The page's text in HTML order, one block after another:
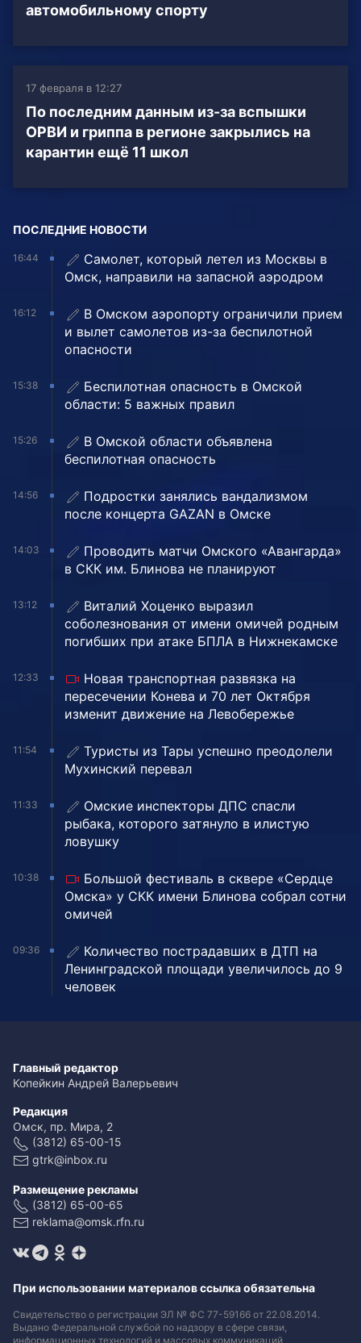
автомобильному спорту
17 февраля в 12:27
По последним данным из-за вспышки
ОРВИ и гриппа в регионе закрылись на
карантин ещё 11 школ
ПОСЛЕДНИЕ НОВОСТИ
16:44
Самолет, который летел из Москвы в
Омск, направили на запасной аэродром
16:12
В Омском аэропорту ограничили прием
и вылет самолетов из-за беспилотной
опасности
15:38
Беспилотная опасность в Омской
области: 5 важных правил
15:26
В Омской области объявлена
беспилотная опасность
14:56
Подростки занялись вандализмом
после концерта GAZAN в Омске
14:03
Проводить матчи Омского «Авангарда»
в СКК им. Блинова не планируют
13:12
Виталий Хоценко выразил
соболезнования от имени омичей родным
погибших при атаке БПЛА в Нижнекамске
12:33
Новая транспортная развязка на
пересечении Конева и 70 лет Октября
изменит движение на Левобережье
11:54
Туристы из Тары успешно преодолели
Мухинский перевал
11:33
Омские инспекторы ДПС спасли
рыбака, которого затянуло в илистую
ловушку
10:38
Большой фестиваль в сквере «Сердце
Омска» у СКК имени Блинова собрал сотни
омичей
09:36
Количество пострадавших в ДТП на
Ленинградской площади увеличилось до 9
человек
Главный редактор
Копейкин Андрей Валерьевич
Редакция
Омск, пр. Мира, 2
(3812) 65-00-15
gtrk@inbox.ru
Размещение рекламы
(3812) 65-00-65
reklama@omsk.rfn.ru
При использовании материалов ссылка обязательна
Свидетельство о регистрации ЭЛ № ФС 77-59166 от 22.08.2014.
Выдано Федеральной службой по надзору в сфере связи,
информационных технологий и массовых коммуникаций